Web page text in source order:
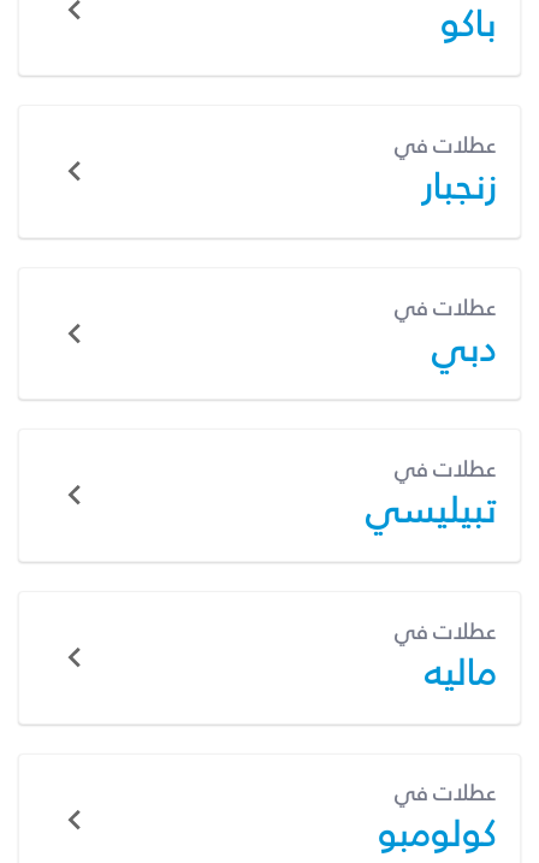
باكو
عطلات في
زنجبار
عطلات في
دبي
عطلات في
تبيليسي
عطلات في
ماليه
عطلات في
كولومبو